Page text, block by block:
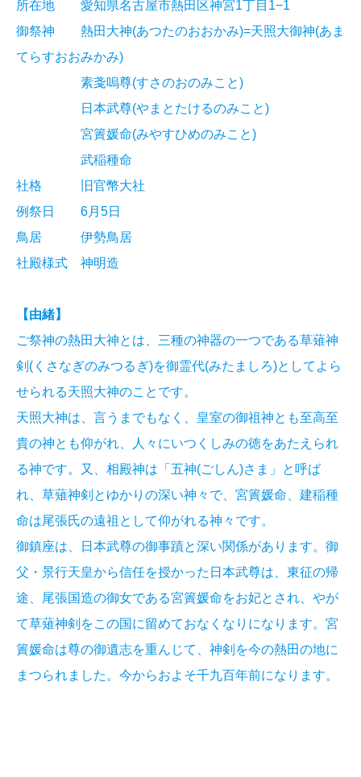
所在地 愛知県名古屋市熱田区神宮1丁目1−1
御祭神 熱田大神(あつたのおおかみ)=天照大御神(あま
てらすおおみかみ)
素戔嗚尊(すさのおのみこと)
日本武尊(やまとたけるのみこと)
宮簀媛命(みやすひめのみこと)
武稲種命
社格 旧官幣大社
例祭日 6月5日
鳥居 伊勢鳥居
社殿様式 神明造
【由緒】
ご祭神の熱田大神とは、三種の神器の一つである草薙神
剣(くさなぎのみつるぎ)を御霊代(みたましろ)としてよら
せられる天照大神のことです。
天照大神は、言うまでもなく、皇室の御祖神とも至高至
貴の神とも仰がれ、人々にいつくしみの徳をあたえられ
る神です。又、相殿神は「五神(ごしん)さま」と呼ば
れ、草薙神剣とゆかりの深い神々で、宮簀媛命、建稲種
命は尾張氏の遠祖として仰がれる神々です。
御鎮座は、日本武尊の御事蹟と深い関係があります。御
父・景行天皇から信任を授かった日本武尊は、東征の帰
途、尾張国造の御女である宮簀媛命をお妃とされ、やが
て草薙神剣をこの国に留めておなくなりになります。宮
簀媛命は尊の御遺志を重んじて、神剣を今の熱田の地に
まつられました。今からおよそ千九百年前になります。